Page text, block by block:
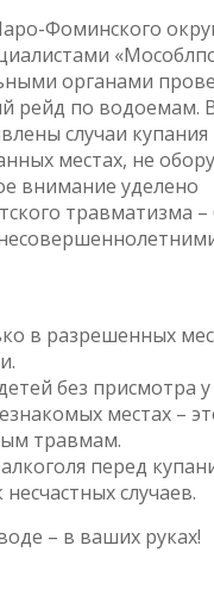
Фоминского
органами
рейд по водоемам.
случаи купания
местах, не
внимание уделено
травматизма –
в разрешенных
без присмотра
местах –
травмам.
перед
случаев.
– в ваших руках!